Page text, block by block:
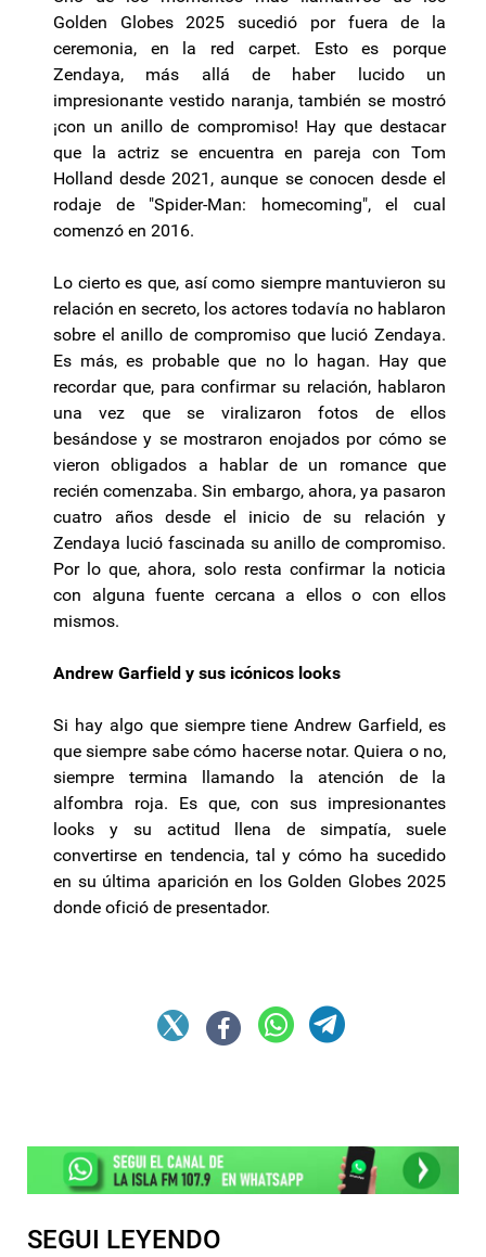
Golden Globes 2025 sucedió por fuera de la
ceremonia, en la red carpet. Esto es porque
Zendaya, más allá de haber lucido un
impresionante vestido naranja, también se mostró
¡con un anillo de compromiso! Hay que destacar
que la actriz se encuentra en pareja con Tom
Holland desde 2021, aunque se conocen desde el
rodaje de "Spider-Man: homecoming", el cual
comenzó en 2016.
Lo cierto es que, así como siempre mantuvieron su
relación en secreto, los actores todavía no hablaron
sobre el anillo de compromiso que lució Zendaya.
Es más, es probable que no lo hagan. Hay que
recordar que, para confirmar su relación, hablaron
una vez que se viralizaron fotos de ellos
besándose y se mostraron enojados por cómo se
vieron obligados a hablar de un romance que
recién comenzaba. Sin embargo, ahora, ya pasaron
cuatro años desde el inicio de su relación y
Zendaya lució fascinada su anillo de compromiso.
Por lo que, ahora, solo resta confirmar la noticia
con alguna fuente cercana a ellos o con ellos
mismos.
Andrew Garfield y sus icónicos looks
Si hay algo que siempre tiene Andrew Garfield, es
que siempre sabe cómo hacerse notar. Quiera o no,
siempre termina llamando la atención de la
alfombra roja. Es que, con sus impresionantes
looks y su actitud llena de simpatía, suele
convertirse en tendencia, tal y cómo ha sucedido
en su última aparición en los Golden Globes 2025
donde ofició de presentador.
SEGUI LEYENDO